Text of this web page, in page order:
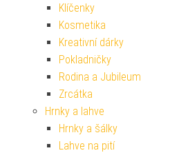
Klíčenky
Kosmetika
Kreativní dárky
Pokladničky
Rodina a Jubileum
Zrcátka
Hrnky a lahve
Hrnky a šálky
Lahve na pití